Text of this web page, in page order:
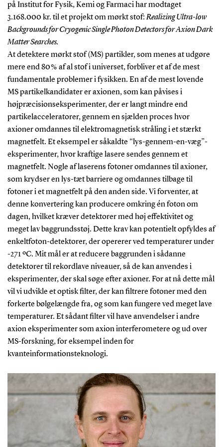
på Institut for Fysik, Kemi og Farmaci har modtaget
3.168.000 kr. til et projekt om mørkt stof:Realizing Ultra-low
Backgrounds for Cryogenic Single Photon Detectors for Axion Dark
Matter Searches.
At detektere mørkt stof (MS) partikler, som menes at udgøre
mere end 80 % af al stof i universet, forbliver et af de mest
fundamentale problemer i fysikken. En af de mest lovende
MS partikelkandidater er axionen, som kan påvises i
højpræcisionseksperimenter, der er langt mindre end
partikelacceleratorer, gennem en sjælden proces hvor
axioner omdannes til elektromagnetisk stråling i et stærkt
magnetfelt. Et eksempel er såkaldte “lys-gennem-en-væg”-
eksperimenter, hvor kraftige lasere sendes gennem et
magnetfelt. Nogle af laserens fotoner omdannes til axioner,
som krydser en lys-tæt barriere og omdannes tilbage til
fotoner i et magnetfelt på den anden side. Vi forventer, at
denne konvertering kan producere omkring én foton om
dagen, hvilket kræver detektorer med høj effektivitet og
meget lav baggrundsstøj. Dette krav kan potentielt opfyldes af
enkeltfoton-detektorer, der opererer ved temperaturer under
-271 ºC. Mit mål er at reducere baggrunden i sådanne
detektorer til rekordlave niveauer, så de kan anvendes i
eksperimenter, der skal søge efter axioner. For at nå dette mål
vil vi udvikle et optisk filter, der kan filtrere fotoner med den
forkerte bølgelængde fra, og som kan fungere ved meget lave
temperaturer. Et sådant filter vil have anvendelser i andre
axion eksperimenter som axion interferometere og ud over
MS-forskning, for eksempel inden for
kvanteinformationsteknologi.